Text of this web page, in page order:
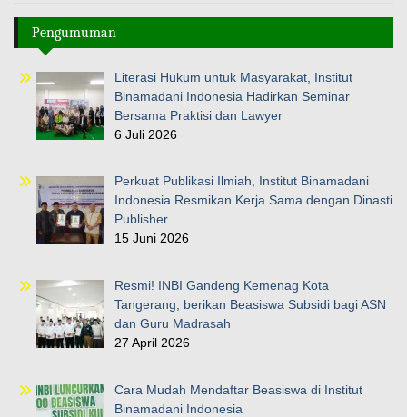
Pengumuman
Literasi Hukum untuk Masyarakat, Institut
Binamadani Indonesia Hadirkan Seminar
Bersama Praktisi dan Lawyer
6 Juli 2026
Perkuat Publikasi Ilmiah, Institut Binamadani
Indonesia Resmikan Kerja Sama dengan Dinasti
Publisher
15 Juni 2026
Resmi! INBI Gandeng Kemenag Kota
Tangerang, berikan Beasiswa Subsidi bagi ASN
dan Guru Madrasah
27 April 2026
Cara Mudah Mendaftar Beasiswa di Institut
Binamadani Indonesia